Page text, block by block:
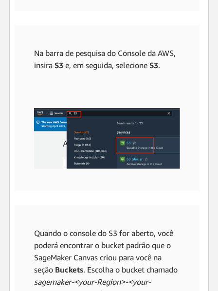
Na barra de pesquisa do Console da AWS,
insira S3 e, em seguida, selecione S3.
Quando o console do S3 for aberto, você
poderá encontrar o bucket padrão que o
SageMaker Canvas criou para você na
seção Buckets. Escolha o bucket chamado
sagemaker-<your-Region>-<your-